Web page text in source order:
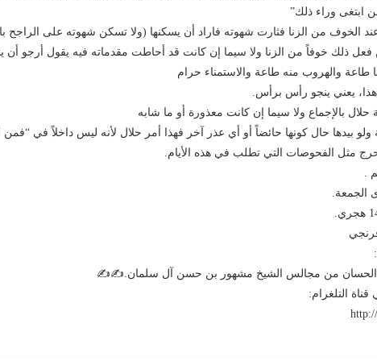
ابتغى وراء ذلك”
عند الخوف من الزنا فثارت شهوته فاراد أن يسكنها (ولا تسكن شهوته على الراجح
ذلك خوفاً من الزنا ولا سيما إن كانت قد أحاطت مقدماته فيه يقول أرجو أن
طاعة والهروب منه طاعة والاستمناء حرام
يعني ينجو رأس برأس.
حلال بالإجماع ولا سيما إن كانت معذورة أو ما شابه
ولو بيدها حال كونها حائضاً أو أي عذر آخر فهذا أمر حلال لأنه ليس داخلاً في “فمن
حرج مثل الفحوصات التي تطلب في هذه الأيام.
.
الجمعة.
الحسان من مجالس الشيخ مشهور بن حسن آل سلمان.✍✍
التلغرام: